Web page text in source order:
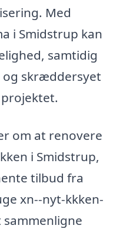
Med
i Smidstrup kan
samtidig
og skræddersyet
om at renovere
i Smidstrup,
tilbud fra
xn--nyt-kkken-